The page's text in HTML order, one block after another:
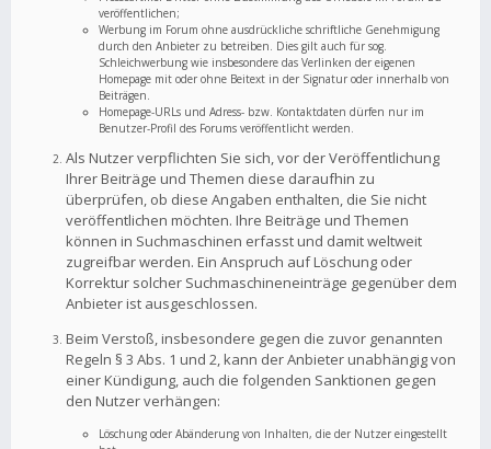
veröffentlichen;
Werbung im Forum ohne ausdrückliche schriftliche Genehmigung
durch den Anbieter zu betreiben. Dies gilt auch für sog.
Schleichwerbung wie insbesondere das Verlinken der eigenen
Homepage mit oder ohne Beitext in der Signatur oder innerhalb von
Beiträgen.
Homepage-URLs und Adress- bzw. Kontaktdaten dürfen nur im
Benutzer-Profil des Forums veröffentlicht werden.
Als Nutzer verpflichten Sie sich, vor der Veröffentlichung
Ihrer Beiträge und Themen diese daraufhin zu
überprüfen, ob diese Angaben enthalten, die Sie nicht
veröffentlichen möchten. Ihre Beiträge und Themen
können in Suchmaschinen erfasst und damit weltweit
zugreifbar werden. Ein Anspruch auf Löschung oder
Korrektur solcher Suchmaschineneinträge gegenüber dem
Anbieter ist ausgeschlossen.
Beim Verstoß, insbesondere gegen die zuvor genannten
Regeln § 3 Abs. 1 und 2, kann der Anbieter unabhängig von
einer Kündigung, auch die folgenden Sanktionen gegen
den Nutzer verhängen:
Löschung oder Abänderung von Inhalten, die der Nutzer eingestellt